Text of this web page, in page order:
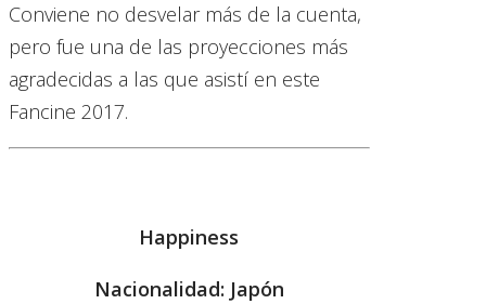
Conviene no desvelar más de la cuenta,
pero fue una de las proyecciones más
agradecidas a las que asistí en este
Fancine 2017.
Happiness
Nacionalidad: Japón